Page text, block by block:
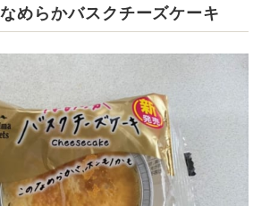
なめらかバスクチーズケーキ